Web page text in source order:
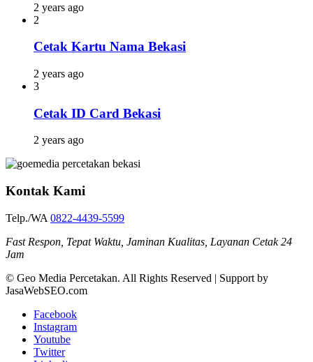
2 years ago
2
Cetak Kartu Nama Bekasi
2 years ago
3
Cetak ID Card Bekasi
2 years ago
Kontak Kami
Telp./WA 0822-4439-5599
Fast Respon, Tepat Waktu, Jaminan Kualitas, Layanan Cetak 24
Jam
© Geo Media Percetakan. All Rights Reserved | Support by
JasaWebSEO.com
Facebook
Instagram
Youtube
Twitter